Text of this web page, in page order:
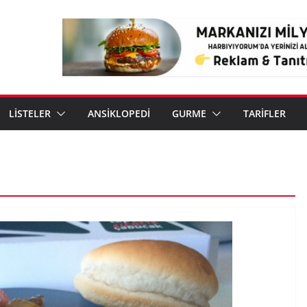
LİSTELER ANSİKLOPEDİ GURME TARİFLER